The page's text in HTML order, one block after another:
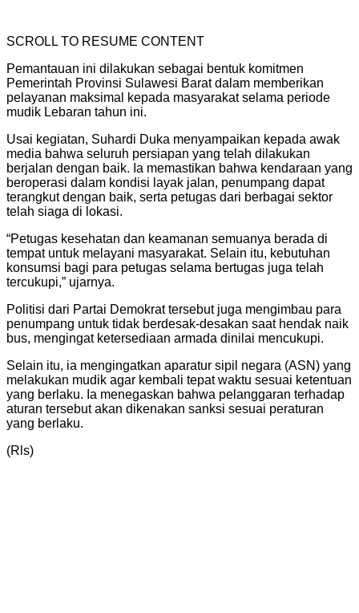
SCROLL TO RESUME CONTENT
Pemantauan ini dilakukan sebagai bentuk komitmen
Pemerintah Provinsi Sulawesi Barat dalam memberikan
pelayanan maksimal kepada masyarakat selama periode
mudik Lebaran tahun ini.
Usai kegiatan, Suhardi Duka menyampaikan kepada awak
media bahwa seluruh persiapan yang telah dilakukan
berjalan dengan baik. Ia memastikan bahwa kendaraan yang
beroperasi dalam kondisi layak jalan, penumpang dapat
terangkut dengan baik, serta petugas dari berbagai sektor
telah siaga di lokasi.
“Petugas kesehatan dan keamanan semuanya berada di
tempat untuk melayani masyarakat. Selain itu, kebutuhan
konsumsi bagi para petugas selama bertugas juga telah
tercukupi,” ujarnya.
Politisi dari Partai Demokrat tersebut juga mengimbau para
penumpang untuk tidak berdesak-desakan saat hendak naik
bus, mengingat ketersediaan armada dinilai mencukupi.
Selain itu, ia mengingatkan aparatur sipil negara (ASN) yang
melakukan mudik agar kembali tepat waktu sesuai ketentuan
yang berlaku. Ia menegaskan bahwa pelanggaran terhadap
aturan tersebut akan dikenakan sanksi sesuai peraturan
yang berlaku.
(Rls)